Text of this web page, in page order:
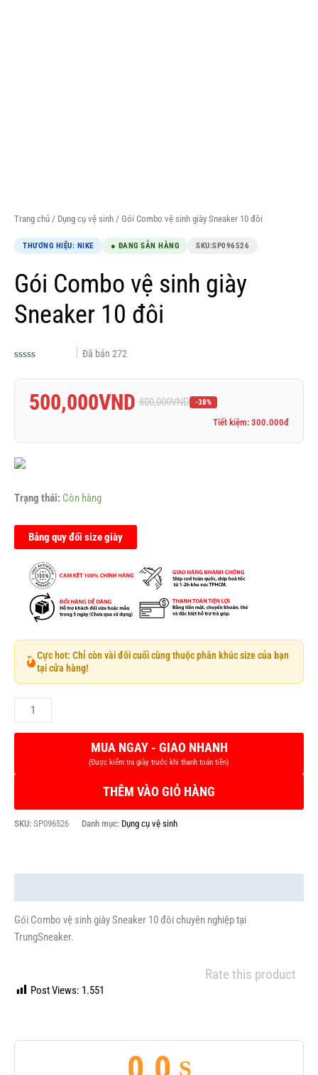
Trang chủ / Dụng cụ vệ sinh / Gói Combo vệ sinh giày Sneaker 10 đôi
THƯƠNG HIỆU: NIKE ● ĐANG SẴN HÀNG SKU:SP096526
Gói Combo vệ sinh giày
Sneaker 10 đôi
xếp
Đã bán 272
800,000VND
500,000VND -38%
Tiết kiệm: 300.000đ
Trạng thái: Còn hàng
Bảng quy đổi size giày
Cực hot: Chỉ còn vài đôi cuối cùng thuộc phân khúc size của bạn
tại cửa hàng!
THÊM VÀO GIỎ HÀNG
SKU: SP096526 Danh mục: Dụng cụ vệ sinh
Gói Combo vệ sinh giày Sneaker 10 đôi chuyên nghiệp tại
TrungSneaker.
Rate this product
Post Views: 1.551